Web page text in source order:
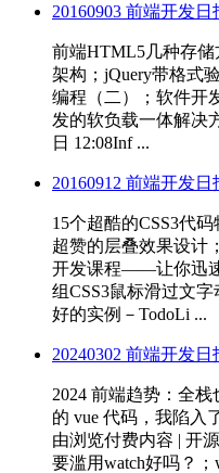
20160903 前端开发日
前端HTML5几种存
架构；jQuery带格式
编程（二）；软件开
发的软负载一体解决
日 12:08Inf ...
20160912 前端开发日
15个超酷的CSS3代
超赞的层叠效果设计
开发课程——让你迅
组CSS3鼠标滑过文
好的实例－TodoLi ...
20240302 前端开发日
2024 前端趋势：全
的 vue 代码，我陷入
由浏览付费内容 | 开
要滥用watch好吗？